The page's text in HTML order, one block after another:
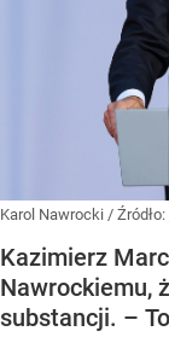
Karol Nawrocki / Źródło:
Kazimierz
Nawrockiemu,
substancji. –